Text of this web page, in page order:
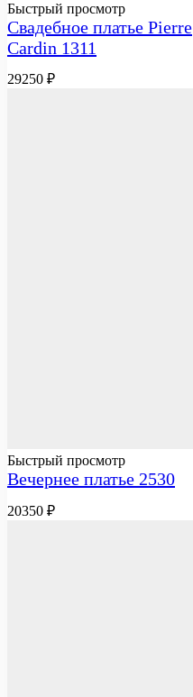
Быстрый просмотр
Свадебное платье Pierre
Cardin 1311
29250 ₽
Быстрый просмотр
Вечернее платье 2530
20350 ₽